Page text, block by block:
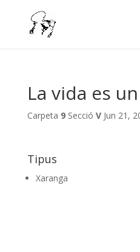
La vida es
Carpeta 9Secció V Jun 21,
Tipus
Xaranga